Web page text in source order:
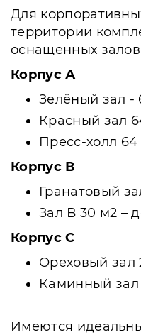
Для
территории
оснащенных
Корпус А
Зелёный зал -
Красный зал
Пресс-холл
Корпус В
Гранатовый
Зал В 30 м2 –
Корпус С
Ореховый зал
Каминный зал
Имеются